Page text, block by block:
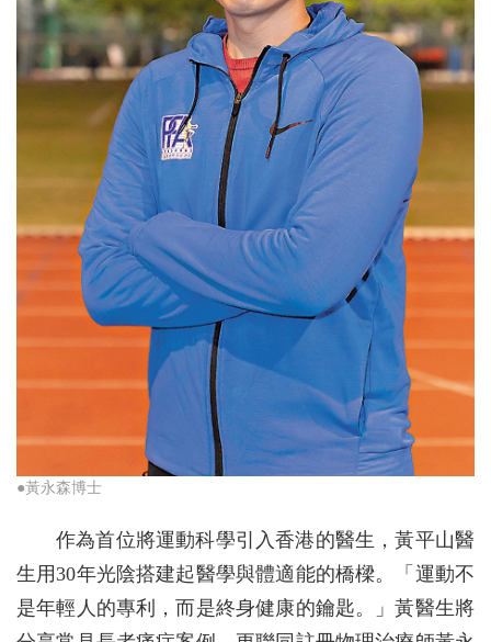
●黃永森博士
作為首位將運動科學引入香港的醫生，黃平山醫
生用30年光陰搭建起醫學與體適能的橋樑。「運動不
是年輕人的專利，而是終身健康的鑰匙。」黃醫生將